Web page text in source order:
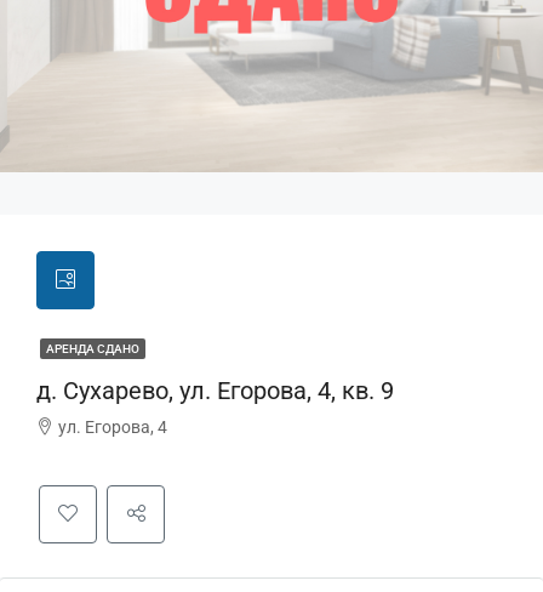
АРЕНДА СДАНО
д. Сухарево, ул. Егорова, 4, кв. 9
ул. Егорова, 4